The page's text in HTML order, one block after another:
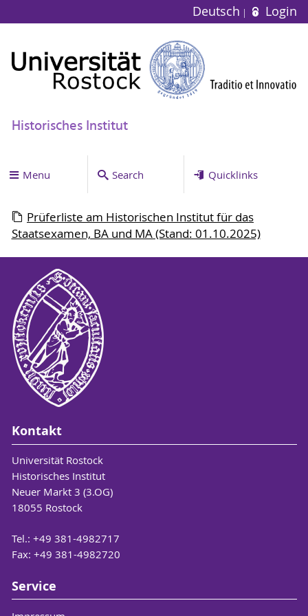
Deutsch Login
Historisches Institut
Menu Search Quicklinks
Prüferliste am Historischen Institut für das
Staatsexamen, BA und MA (Stand: 01.10.2025)
Kontakt
Universität Rostock
Historisches Institut
Neuer Markt 3 (3.OG)
18055 Rostock
Tel.: +49 381-4982717
Fax: +49 381-4982720
Service